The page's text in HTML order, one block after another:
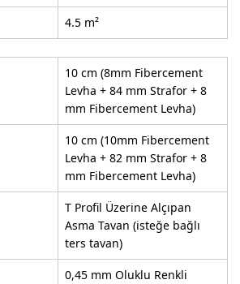
4.5 m²
10 cm (8mm Fibercement
Levha + 84 mm Strafor + 8
mm Fibercement Levha)
10 cm (10mm Fibercement
Levha + 82 mm Strafor + 8
mm Fibercement Levha)
T Profil Üzerine Alçıpan
Asma Tavan (isteğe bağlı
ters tavan)
0,45 mm Oluklu Renkli